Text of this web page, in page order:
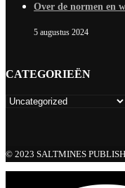
Over de normen en
5 augustus 2024
CATEGORIEËN
© 2023 SALTMINES